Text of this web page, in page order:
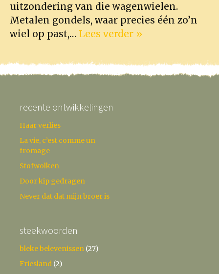
uitzondering van die wagenwielen.
Metalen gondels, waar precies één zo’n
wiel op past,… Lees verder »
recente ontwikkelingen
Haar verlies
La vie, c’est comme un
fromage
Stofwolken
Door kip gedragen
Never dat dat mijn broer is
steekwoorden
bleke belevenissen (27)
Friesland (2)